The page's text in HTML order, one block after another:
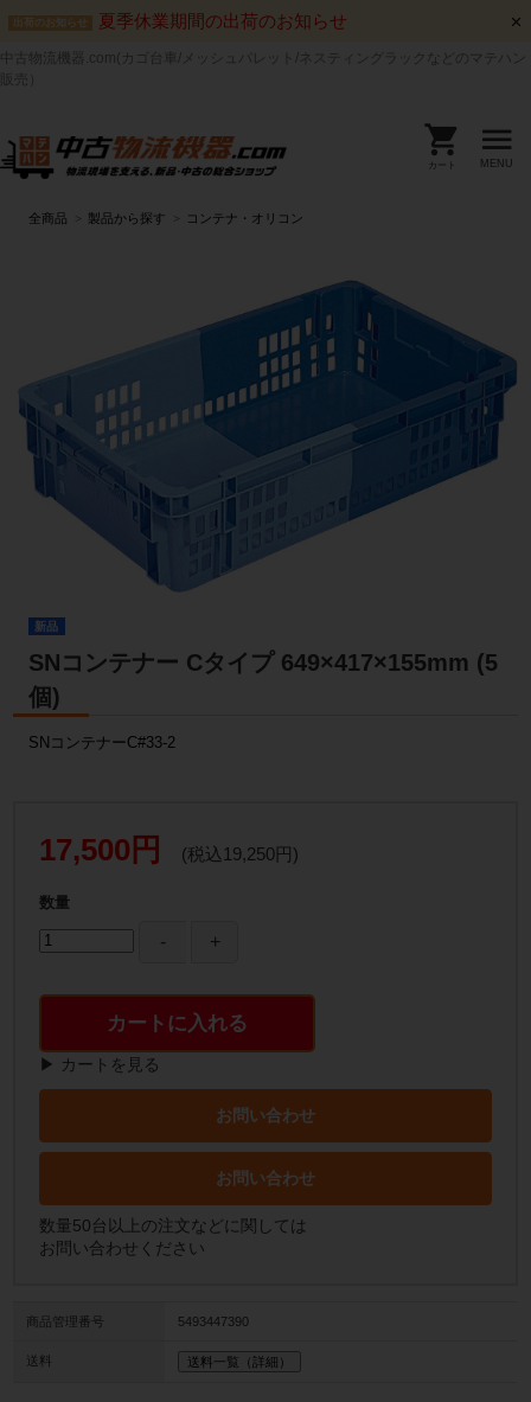
出荷のお知らせ 夏季休業期間の出荷のお知らせ
中古物流機器.com(カゴ台車/メッシュパレット/ネスティングラックなどのマテハン
カート MENU
全商品 製品から探す コンテナ・オリコン
新品
SNコンテナー Cタイプ 649×417×155mm (5
個)
SNコンテナーC#33-2
17,500円 (税込19,250円)
数量
カートに入れる
▶ カートを見る
お問い合わせ
お問い合わせ
数量50台以上の注文などに関しては
お問い合わせください
商品管理番号 5493447390
送料 送料一覧（詳細）